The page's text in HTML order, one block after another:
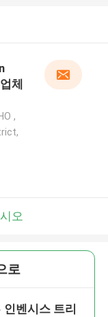
체
,
오
로
벤시스 트리